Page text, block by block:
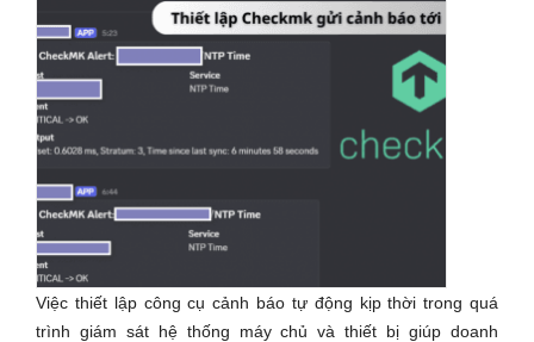
Việc thiết lập công cụ cảnh báo tự động kịp thời trong quá
trình giám sát hệ thống máy chủ và thiết bị giúp doanh